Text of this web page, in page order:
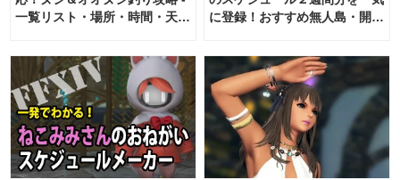
一覧リスト・場所・時間・天
に登録！おすすめ無人島・開拓